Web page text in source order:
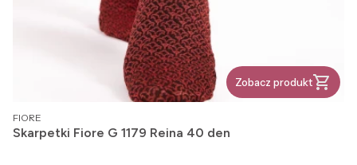
Zobacz produkt
PRODUCENT
FIORE
Skarpetki Fiore G 1179 Reina 40 den